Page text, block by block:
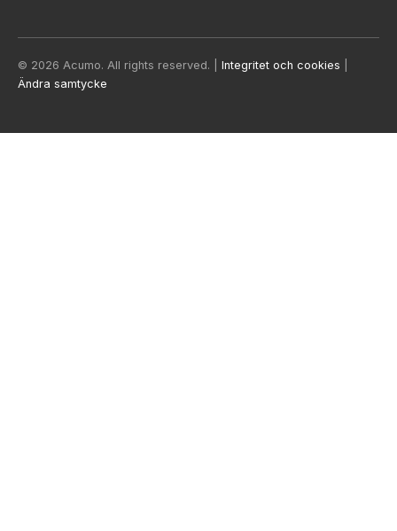
© 2026 Acumo. All rights reserved. | Integritet och cookies
Ändra samtycke